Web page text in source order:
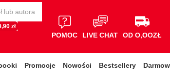
zł
POMOC LIVE CHAT OD O,OOZŁ
Promocje Nowości Bestsellery